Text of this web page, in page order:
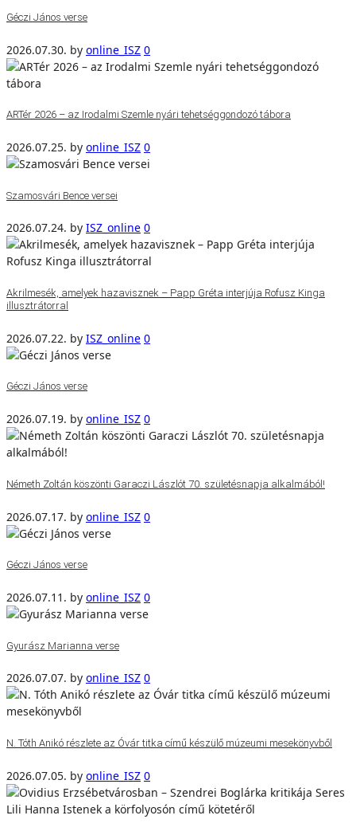
Géczi János verse
2026.07.30. by online_ISZ 0
ARTér 2026 – az Irodalmi Szemle nyári tehetséggondozó tábora
2026.07.25. by online_ISZ 0
Szamosvári Bence versei
2026.07.24. by ISZ_online 0
Akrilmesék, amelyek hazavisznek – Papp Gréta interjúja Rofusz Kinga
illusztrátorral
2026.07.22. by ISZ_online 0
Géczi János verse
2026.07.19. by online_ISZ 0
Németh Zoltán köszönti Garaczi Lászlót 70. születésnapja alkalmából!
2026.07.17. by online_ISZ 0
Géczi János verse
2026.07.11. by online_ISZ 0
Gyurász Marianna verse
2026.07.07. by online_ISZ 0
N. Tóth Anikó részlete az Óvár titka című készülő múzeumi mesekönyvből
2026.07.05. by online_ISZ 0